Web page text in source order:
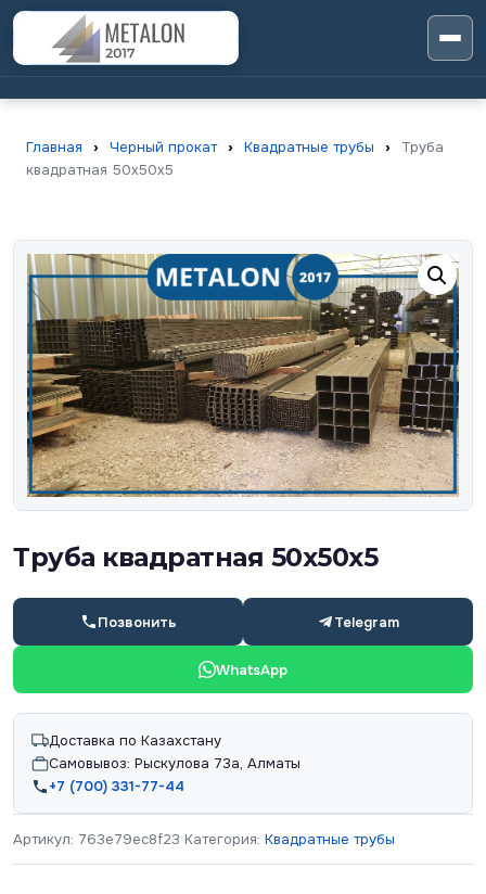
Главная › Черный прокат › Квадратные трубы ›
Труба
квадратная 50х50х5
Труба квадратная 50х50х5
Позвонить Telegram
WhatsApp
Доставка по Казахстану
Самовывоз: Рыскулова 73а, Алматы
+7 (700) 331-77-44
Артикул: 763e79ec8f23 Категория: Квадратные трубы